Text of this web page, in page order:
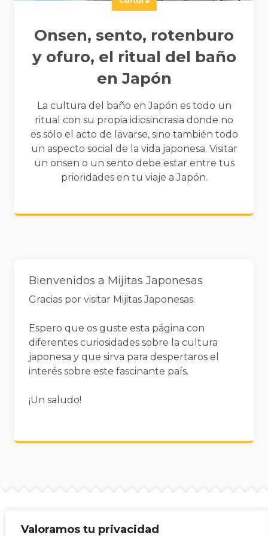
Valoramos tu privacidad
Onsen, sento, rotenburo
y ofuro, el ritual del baño
en Japón
La cultura del baño en Japón es todo un
ritual con su propia idiosincrasia donde no
es sólo el acto de lavarse, sino también todo
un aspecto social de la vida japonesa. Visitar
un onsen o un sento debe estar entre tus
prioridades en tu viaje a Japón.
Bienvenidos a Mijitas Japonesas
Gracias por visitar Mijitas Japonesas.
Espero que os guste esta página con
diferentes curiosidades sobre la cultura
japonesa y que sirva para despertaros el
interés sobre este fascinante país.
¡Un saludo!